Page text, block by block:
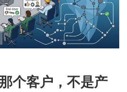
个客户，不是产